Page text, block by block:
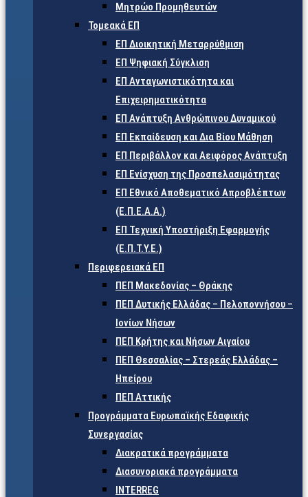
Μητρώο Προμηθευτών
Τομεακά ΕΠ
ΕΠ Διοικητική Μεταρρύθμιση
ΕΠ Ψηφιακή Σύγκλιση
ΕΠ Ανταγωνιστικότητα και
Επιχειρηματικότητα
ΕΠ Ανάπτυξη Ανθρώπινου Δυναμικού
ΕΠ Εκπαίδευση και Δια Βίου Μάθηση
ΕΠ Περιβάλλον και Αειφόρος Ανάπτυξη
ΕΠ Ενίσχυση της Προσπελασιμότητας
ΕΠ Εθνικό Αποθεματικό Απροβλέπτων
(Ε.Π.Ε.Α.Α.)
ΕΠ Τεχνική Υποστήριξη Εφαρμογής
(Ε.Π.Τ.Υ.Ε.)
Περιφερειακά ΕΠ
ΠΕΠ Μακεδονίας – Θράκης
ΠΕΠ Δυτικής Ελλάδας – Πελοποννήσου –
Ιονίων Νήσων
ΠΕΠ Κρήτης και Νήσων Αιγαίου
ΠΕΠ Θεσσαλίας – Στερεάς Ελλάδας –
Ηπείρου
ΠΕΠ Αττικής
Προγράμματα Ευρωπαϊκής Εδαφικής
Συνεργασίας
Διακρατικά προγράμματα
Διασυνοριακά προγράμματα
INTERREG